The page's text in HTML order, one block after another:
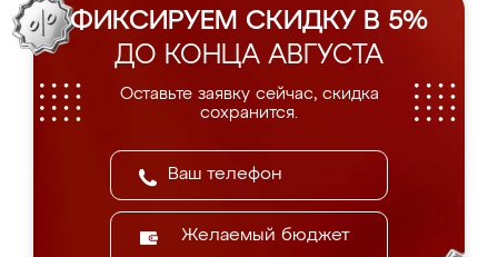
ФИКСИРУЕМ СКИДКУ В 5%
ДО КОНЦА АВГУСТА
Оставьте заявку сейчас, скидка
сохранится.
Желаемый бюджет